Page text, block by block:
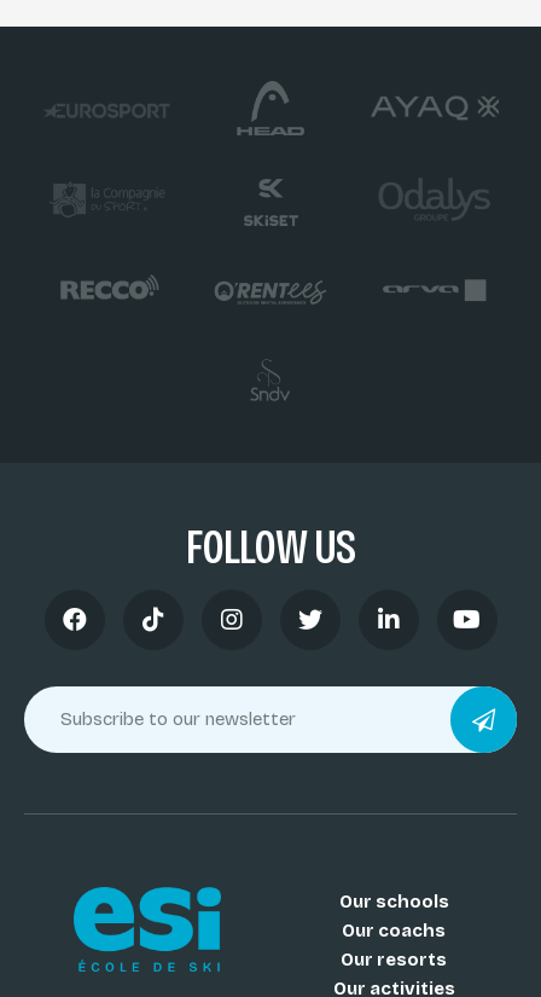
FOLLOW US
Our schools
Our coachs
Our resorts
Our activities